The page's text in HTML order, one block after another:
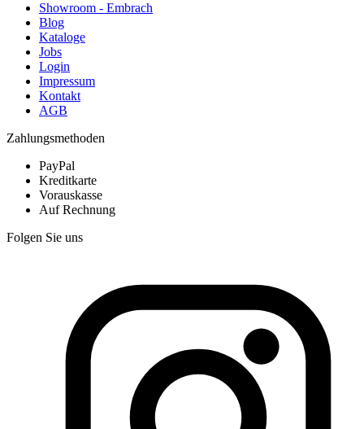
Showroom - Embrach
Blog
Kataloge
Jobs
Login
Impressum
Kontakt
AGB
Zahlungsmethoden
PayPal
Kreditkarte
Vorauskasse
Auf Rechnung
Folgen Sie uns